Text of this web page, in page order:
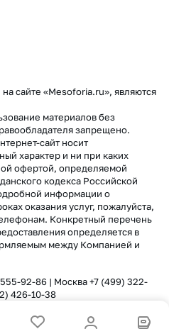
сайте «Mesoforia.ru», являются
материалов без
запрещено.
сайт носит
характер и ни при каких
офертой, определяемой
кодекса Российской
информации о
оказания услуг, пожалуйста,
Конкретный перечень
определяется в
между Компанией и
92-86 | Москва+7 (499) 322-
426-10-38